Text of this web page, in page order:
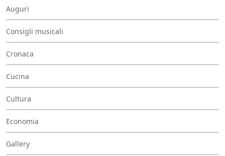
Auguri
Consigli musicali
Cronaca
Cucina
Cultura
Economia
Gallery